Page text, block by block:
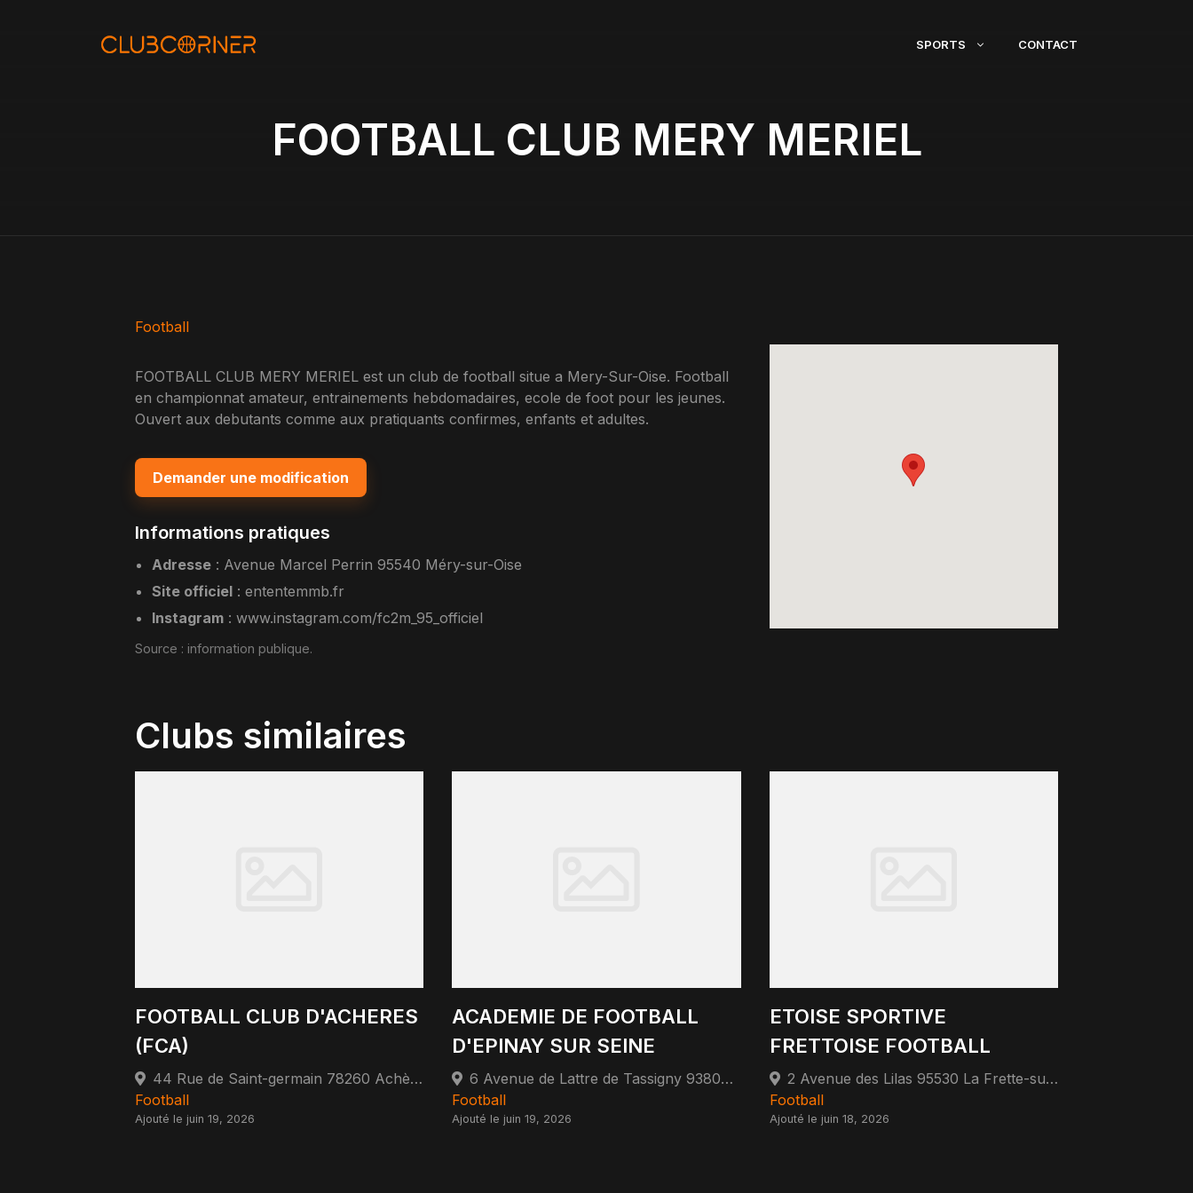
SPORTS CONTACT
FOOTBALL CLUB MERY MERIEL
Football
FOOTBALL CLUB MERY MERIEL est un club de football situe a Mery-Sur-Oise. Football
en championnat amateur, entrainements hebdomadaires, ecole de foot pour les jeunes.
Ouvert aux debutants comme aux pratiquants confirmes, enfants et adultes.
Demander une modification
Informations pratiques
Adresse : Avenue Marcel Perrin 95540 Méry-sur-Oise
Site officiel :ententemmb.fr
Instagram :www.instagram.com/fc2m_95_officiel
Source : information publique.
Clubs similaires
FOOTBALL CLUB D'ACHERES
(FCA)
44 Rue de Saint-germain 78260 Achères
Football
Ajouté le juin 19, 2026
ACADEMIE DE FOOTBALL
D'EPINAY SUR SEINE
6 Avenue de Lattre de Tassigny 93800 Épinay-sur-Seine
Football
Ajouté le juin 19, 2026
ETOISE SPORTIVE
FRETTOISE FOOTBALL
2 Avenue des Lilas 95530 La Frette-sur-Seine
Football
Ajouté le juin 18, 2026